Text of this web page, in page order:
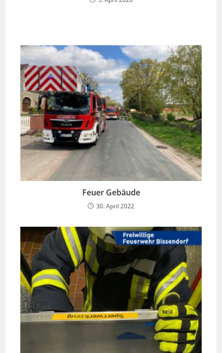
Feuer Gebäude
30. April 2022